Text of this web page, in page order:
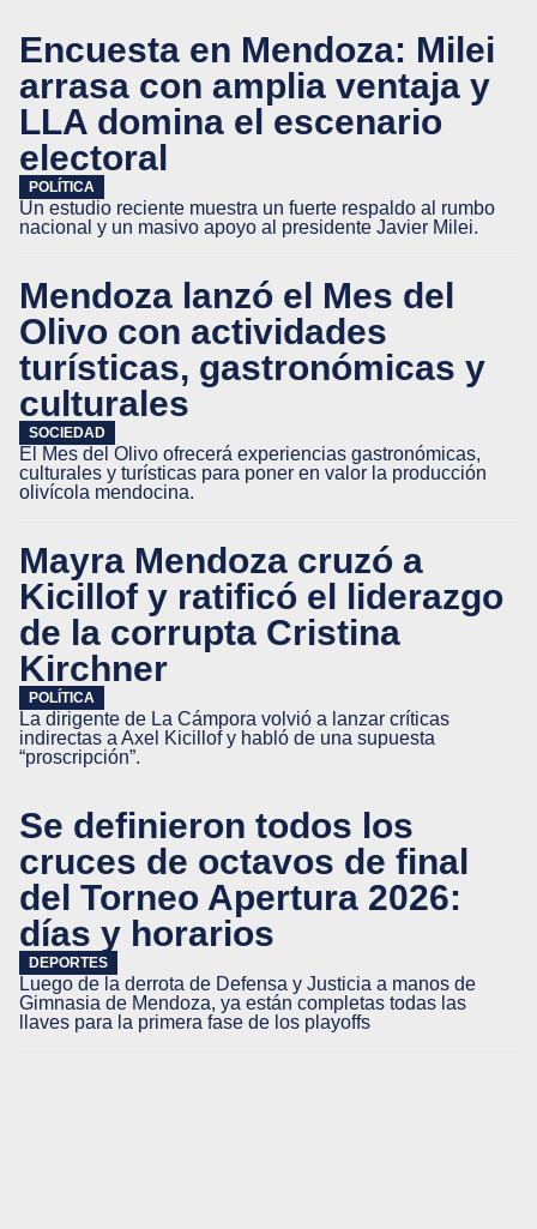
Encuesta en Mendoza: Milei
arrasa con amplia ventaja y
LLA domina el escenario
electoral
POLÍTICA
Un estudio reciente muestra un fuerte respaldo al rumbo
nacional y un masivo apoyo al presidente Javier Milei.
Mendoza lanzó el Mes del
Olivo con actividades
turísticas, gastronómicas y
culturales
SOCIEDAD
El Mes del Olivo ofrecerá experiencias gastronómicas,
culturales y turísticas para poner en valor la producción
olivícola mendocina.
Mayra Mendoza cruzó a
Kicillof y ratificó el liderazgo
de la corrupta Cristina
Kirchner
POLÍTICA
La dirigente de La Cámpora volvió a lanzar críticas
indirectas a Axel Kicillof y habló de una supuesta
“proscripción”.
Se definieron todos los
cruces de octavos de final
del Torneo Apertura 2026:
días y horarios
DEPORTES
Luego de la derrota de Defensa y Justicia a manos de
Gimnasia de Mendoza, ya están completas todas las
llaves para la primera fase de los playoffs